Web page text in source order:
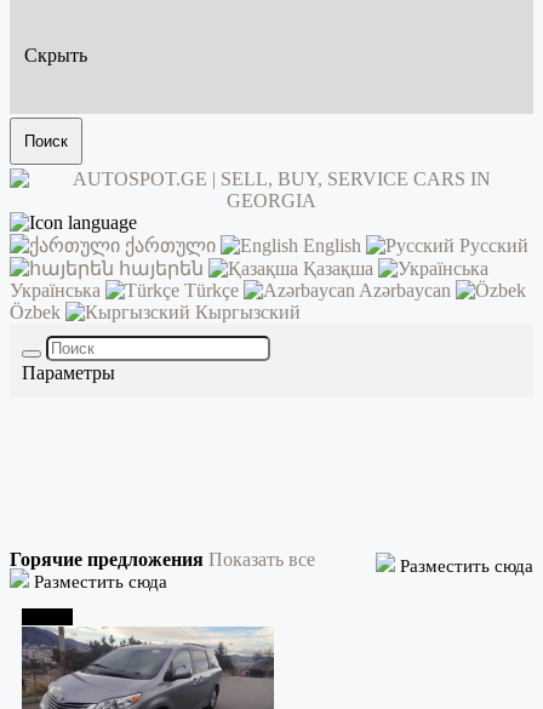
Скрыть
Поиск
ქართული English
Русский
հայերեն
Қазақша
Українська
Türkçe
Azərbaycan
Özbek
Кыргызский
Параметры
Горячие предложения Показать все
Разместить сюда
Разместить сюда